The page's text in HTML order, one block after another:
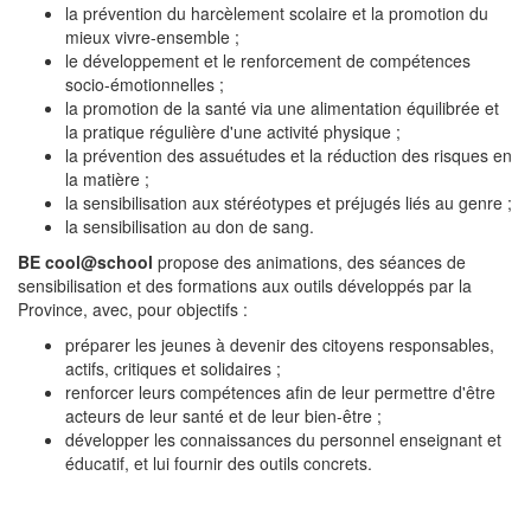
la prévention du harcèlement scolaire et la promotion du
mieux vivre-ensemble ;
le développement et le renforcement de compétences
socio-émotionnelles ;
la promotion de la santé via une alimentation équilibrée et
la pratique régulière d'une activité physique ;
la prévention des assuétudes et la réduction des risques en
la matière ;
la sensibilisation aux stéréotypes et préjugés liés au genre ;
la sensibilisation au don de sang.
BE cool@school propose des animations, des séances de
sensibilisation et des formations aux outils développés par la
Province, avec, pour objectifs :
préparer les jeunes à devenir des citoyens responsables,
actifs, critiques et solidaires ;
renforcer leurs compétences afin de leur permettre d'être
acteurs de leur santé et de leur bien-être ;
développer les connaissances du personnel enseignant et
éducatif, et lui fournir des outils concrets.